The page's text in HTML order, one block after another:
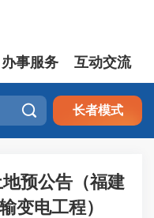
办事服务 互动交流
 长者模式
预公告（福建
变电工程）